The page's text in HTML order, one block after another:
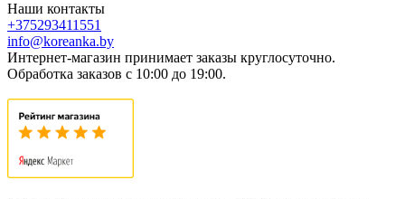
Наши контакты
+375293411551
info@koreanka.by
Интернет-магазин принимает заказы круглосуточно.
Обработка заказов с 10:00 до 19:00.